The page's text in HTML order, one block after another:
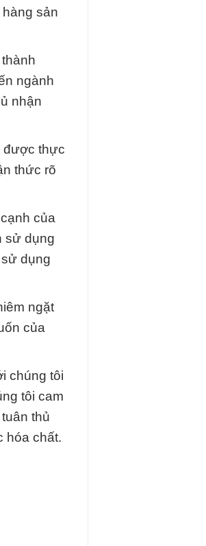
sản
ngành
nhận
được thực
thức rõ
của
sử dụng
dụng
ngặt
của
chúng tôi
tôi cam
thủ
hóa chất.